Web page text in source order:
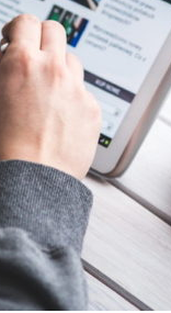
na czym
18 grudnia, 2025